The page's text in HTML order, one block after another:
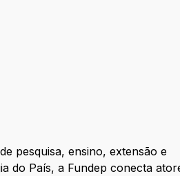
pesquisa, ensino, extensão e
do País, a Fundep conecta